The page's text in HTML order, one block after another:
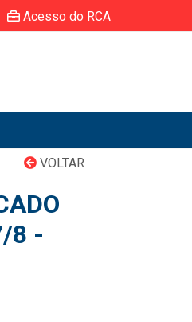
Acesso do RCA
VOLTAR
8 -